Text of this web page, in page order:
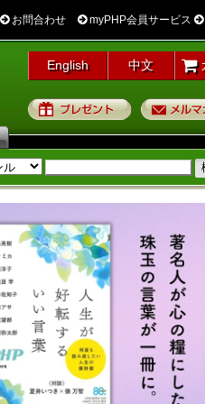
お問合わせ myPHP会員サービス
English 中文
プレゼント